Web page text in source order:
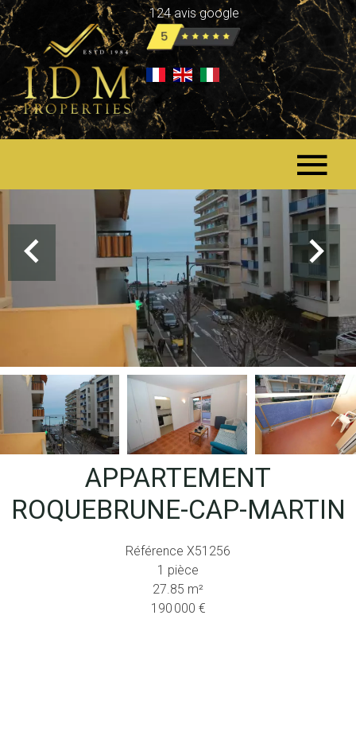
124 avis google
APPARTEMENT
ROQUEBRUNE-CAP-MARTIN
Référence X51256
1 pièce
27.85 m²
190 000 €